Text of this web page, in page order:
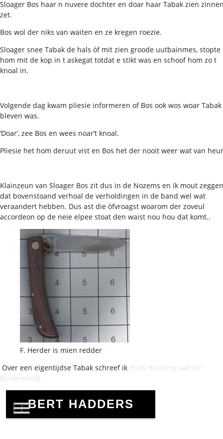
Sloager Bos haar n nuvere dochter en doar haar Tabak zien
zet.
Bos wol der niks van waiten en ze kregen roezie.
Sloager snee Tabak de hals òf mit zien groode uutbainmes, stopte
hom mit de kop in t askegat totdat e stikt was en schoof hom zo t
knoal in.
Volgende dag kwam pliesie informeren of Bos ook wos woar Tabak
bleven was.
‘Doar’, zee Bos en wees noar’t knoal.
Pliesie het hom deruut vist en Bos het der nooit weer wat van
Klainzeun van Sloager Bos zit dus in de Nozems en ik mout zeggen
dat bovenstoand verhoal de verholdingen in de band wel wat
veraandert hebben. Dus ast die òfvroagst woarom der zoveul
accordeon op de neie elpee stoat den waist nou hou dat komt..
F. Herder is mien redder
Over een eigentijdse Tabak schreef ik ‘Elvis, Keuning van de
Bunermond’